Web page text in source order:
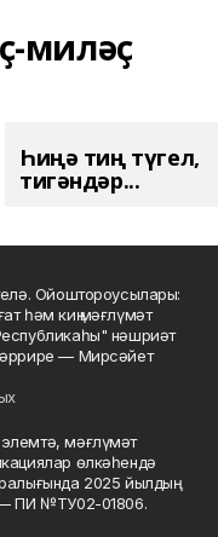
миләҫ
Һиңә тиң түгел,
тигәндәр...
Ойоштороусылары:
һәм киң мәғлүмәт
нәшриәт
— Мирсәйет
мәғлүмәт
өлкәһендә
2025 йылдың
— ПИ №ТУ02-01806.